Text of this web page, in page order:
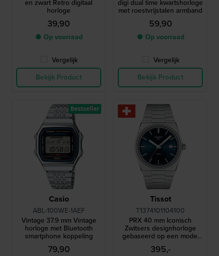
en zwart Retro digitaal
horloge
39,90
● Op voorraad
Vergelijk
Bekijk Product
digi dual time kwartshorloge
met roestvrijstalen armband
59,90
● Op voorraad
Vergelijk
Bekijk Product
Casio
ABL-100WE-1AEF
Vintage 37.9 mm Vintage
horloge met Bluetooth
smartphone koppeling
79,90
Bestseller
Tissot
T1374101104100
PRX 40 mm Iconisch
Zwitsers designhorloge
gebaseerd op een model
uit 1978
395,-